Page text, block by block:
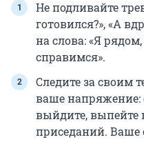
Не подливайте
готовился?», «А
на слова: «Я
справимся».
Следите за своим
ваше напряжение:
выйдите, выпейте
приседаний. Ваше